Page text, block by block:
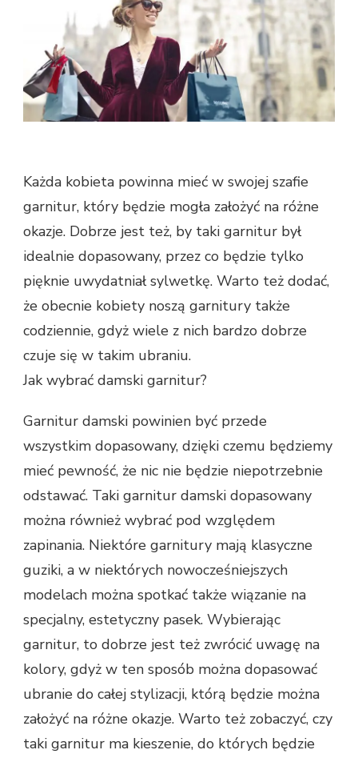
Każda kobieta powinna mieć w swojej szafie
garnitur, który będzie mogła założyć na różne
okazje. Dobrze jest też, by taki garnitur był
idealnie dopasowany, przez co będzie tylko
pięknie uwydatniał sylwetkę. Warto też dodać,
że obecnie kobiety noszą garnitury także
codziennie, gdyż wiele z nich bardzo dobrze
czuje się w takim ubraniu.
Jak wybrać damski garnitur?
Garnitur damski powinien być przede
wszystkim dopasowany, dzięki czemu będziemy
mieć pewność, że nic nie będzie niepotrzebnie
odstawać. Taki garnitur damski dopasowany
można również wybrać pod względem
zapinania. Niektóre garnitury mają klasyczne
guziki, a w niektórych nowocześniejszych
modelach można spotkać także wiązanie na
specjalny, estetyczny pasek. Wybierając
garnitur, to dobrze jest też zwrócić uwagę na
kolory, gdyż w ten sposób można dopasować
ubranie do całej stylizacji, którą będzie można
założyć na różne okazje. Warto też zobaczyć, czy
taki garnitur ma kieszenie, do których będzie